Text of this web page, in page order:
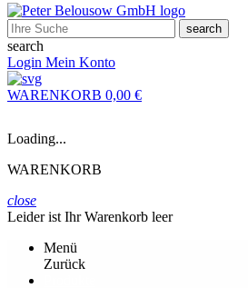
search
search
Login Mein Konto
WARENKORB 0,00 €
Loading...
WARENKORB
close
Leider ist Ihr Warenkorb leer
Menü
Zurück